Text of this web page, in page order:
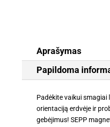
Aprašymas
Papildoma
Padėkite vaikui
orientaciją erdvėje ir
gebėjimus! SEPP